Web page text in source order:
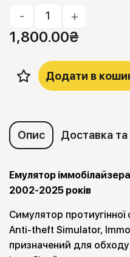
- +
1,800.00₴
Додати в
Опис Доставка та
Емулятор
2002-2025 років
Симулятор
Anti-theft Simulator,
призначений для обходу